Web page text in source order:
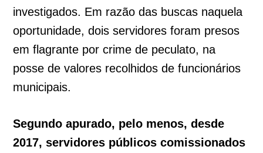
investigados. Em razão das buscas naquela
oportunidade, dois servidores foram presos
em flagrante por crime de peculato, na
posse de valores recolhidos de funcionários
municipais.
Segundo apurado, pelo menos, desde
2017, servidores públicos comissionados